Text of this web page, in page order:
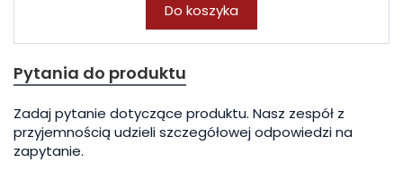
Do koszyka
Pytania do produktu
Zadaj pytanie dotyczące produktu. Nasz zespół z
przyjemnością udzieli szczegółowej odpowiedzi na
zapytanie.